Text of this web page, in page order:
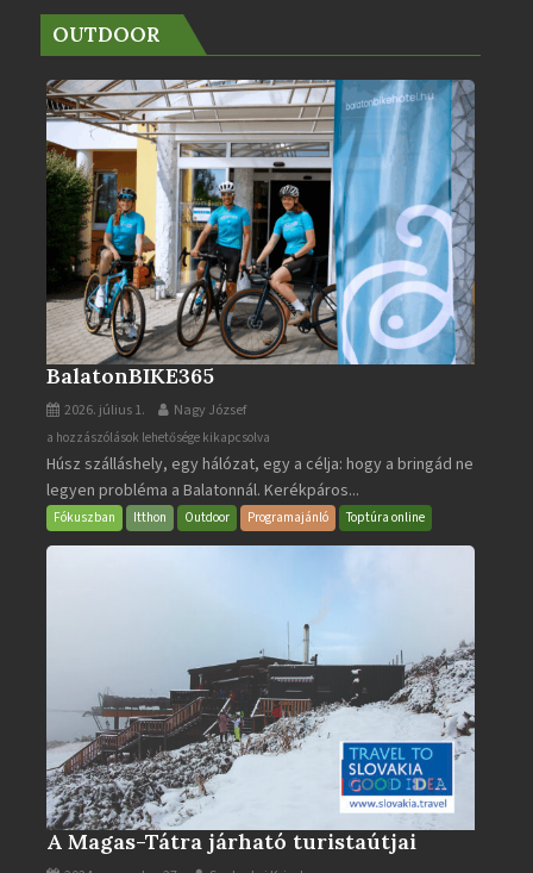
OUTDOOR
BalatonBIKE365
2026. július 1. Nagy József
BalatonBIKE365
bejegyzéshez
a hozzászólások lehetősége kikapcsolva
Húsz szálláshely, egy hálózat, egy a célja: hogy a bringád ne
legyen probléma a Balatonnál. Kerékpáros...
Fókuszban Itthon Outdoor Programajánló Toptúra online
A Magas-Tátra járható turistaútjai